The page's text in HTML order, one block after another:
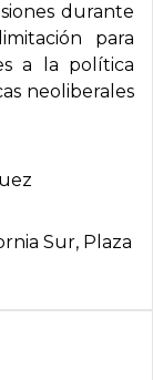
durante
para
a la política
neoliberales
Sur, Plaza